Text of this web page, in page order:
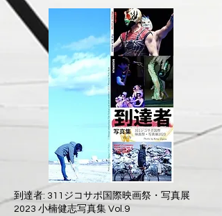
到達者: 311ジコサポ国際映画祭・写真展
2023 小楠健志写真集 Vol.9